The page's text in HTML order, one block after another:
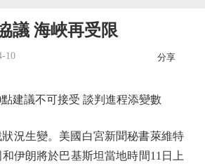
議 海峽再受限
10 分享
議不可接受 談判進程添變數
生變。美國白宮新聞秘書萊維特
伊朗將於巴基斯坦當地時間11日上